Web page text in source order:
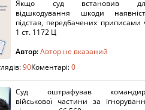
Якщо суд встановив
відшкодування шкоди
підстав, передбачених приписами
1 ст. 1172 Ц
Автор:Автор не вказаний
90Коментарі:0
Суд оштрафував
військової частини за